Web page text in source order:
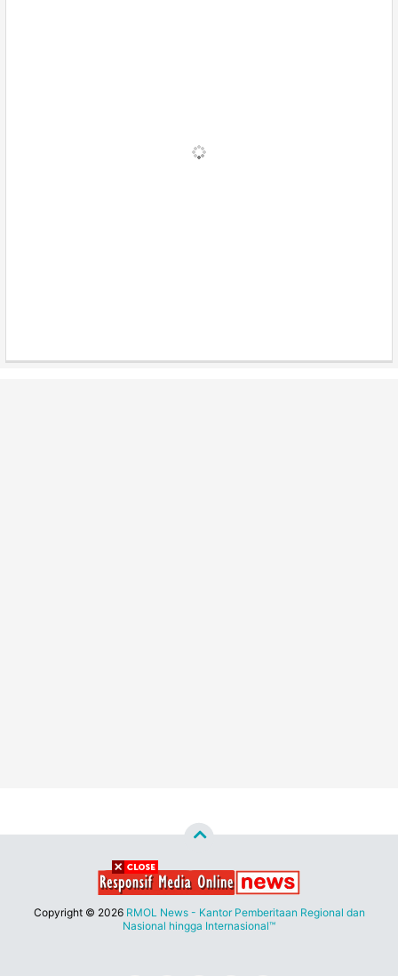
Copyright © 2026 RMOL News - Kantor Pemberitaan Regional dan
Nasional hingga Internasional™